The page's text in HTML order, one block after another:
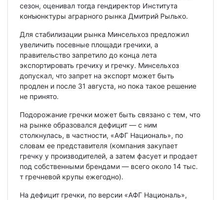
сезон, оценивал тогда гендиректор Института
конъюнктуры аграрного рынка Дмитрий Рылько.
Для стабилизации рынка Минсельхоз предложил
увеличить посевные площади гречихи, а
правительство запретило до конца лета
экспортировать гречиху и гречку. Минсельхоз
допускал, что запрет на экспорт может быть
продлен и после 31 августа, но пока такое решение
не принято.
Подорожание гречки может быть связано с тем, что
на рынке образовался дефицит — с ним
столкнулась, в частности, «АФГ Националь», по
словам ее представителя (компания закупает
гречку у производителей, а затем фасует и продает
под собственными брендами — всего около 14 тыс.
т гречневой крупы ежегодно).
На дефицит гречки, по версии «АФГ Националь»,